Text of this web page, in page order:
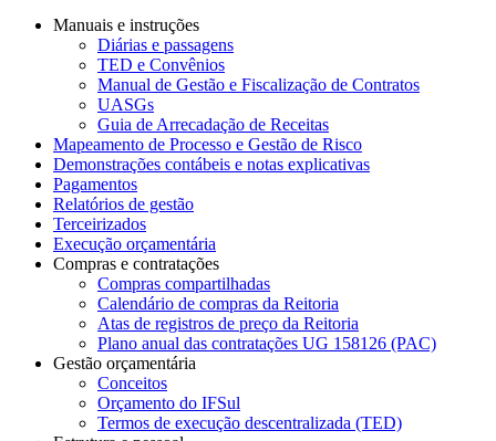
Manuais e instruções
Diárias e passagens
TED e Convênios
Manual de Gestão e Fiscalização de Contratos
UASGs
Guia de Arrecadação de Receitas
Mapeamento de Processo e Gestão de Risco
Demonstrações contábeis e notas explicativas
Pagamentos
Relatórios de gestão
Terceirizados
Execução orçamentária
Compras e contratações
Compras compartilhadas
Calendário de compras da Reitoria
Atas de registros de preço da Reitoria
Plano anual das contratações UG 158126 (PAC)
Gestão orçamentária
Conceitos
Orçamento do IFSul
Termos de execução descentralizada (TED)